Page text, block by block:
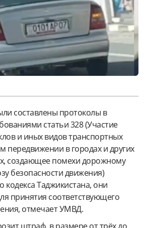
составлены протоколы в
статьи 328 (Участие
и иных видов транспортных
передвижении в городах и других
создающее помехи дорожному
безопасности движения)
кодекса Таджикистана, они
принятия соответствующего
отмечает УМВД.